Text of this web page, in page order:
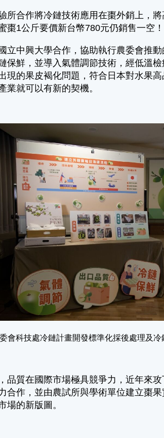
所合作將冷鏈技術應用在棗外銷上，
棗1公斤要價新台幣780元仍銷售一空！
立中興大學合作，協助執行農委會推
保鮮，並導入氣體調節技術，經低溫
現的果皮褐化問題，符合日本對水果
業就可以有新的契機。
會科技處冷鏈計畫開發標準化採後處理及
品質在國際市場極具競爭力，近年來
合作，並由農試所與學術單位建立棗
場的新版圖。